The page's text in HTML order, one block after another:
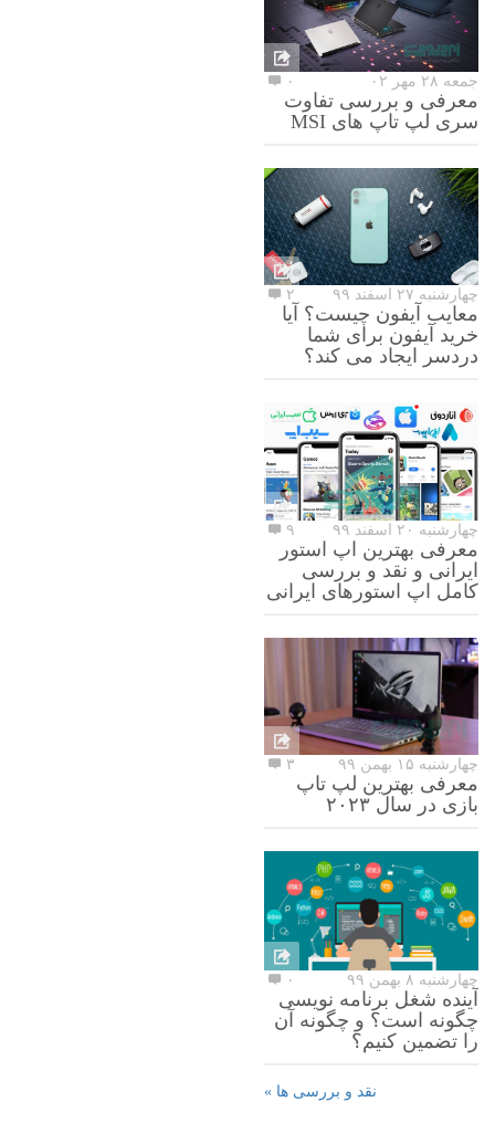
جمعه ۲۸ مهر ۰۲ ۰
معرفی و بررسی تفاوت
سری لپ تاپ های MSI
چهارشنبه ۲۷ اسفند ۹۹ ۲
معایب آیفون چیست؟ آیا
خرید آیفون برای شما
دردسر ایجاد می کند؟
چهارشنبه ۲۰ اسفند ۹۹ ۹
معرفی بهترین اپ استور
ایرانی و نقد و بررسی
کامل اپ استورهای ایرانی
چهارشنبه ۱۵ بهمن ۹۹ ۳
معرفی بهترین لپ تاپ
بازی در سال ۲۰۲۳
چهارشنبه ۸ بهمن ۹۹ ۰
آینده شغل برنامه نویسی
چگونه است؟ و چگونه آن
را تضمین کنیم؟
نقد و بررسی ها »